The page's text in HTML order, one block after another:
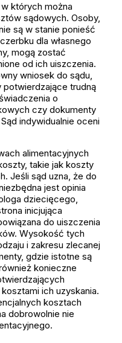
których można
sądowych. Osoby,
są w stanie ponieść
dla własnego
mogą zostać
od ich uiszczenia.
wniosek do sądu,
potwierdzające trudną
o
czy dokumenty
indywidualnie oceni
alimentacyjnych
takie jak koszty
Jeśli sąd uzna, że do
jest opinia
dziecięcego,
inicjująca
do uiszczenia
Wysokość tych
i zakresu zlecanej
gdzie istotne są
konieczne
ich uzyskania.
kosztach
dobrowolnie nie